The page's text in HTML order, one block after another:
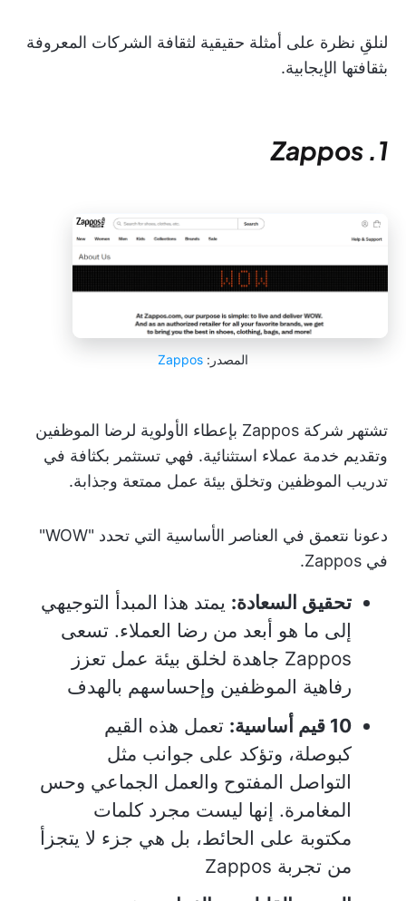
لنلقِ نظرة على أمثلة حقيقية لثقافة الشركات المعروفة
بثقافتها الإيجابية.
1. Zappos
المصدر: Zappos
تشتهر شركة Zappos بإعطاء الأولوية لرضا الموظفين
وتقديم خدمة عملاء استثنائية. فهي تستثمر بكثافة في
تدريب الموظفين وتخلق بيئة عمل ممتعة وجذابة.
دعونا نتعمق في العناصر الأساسية التي تحدد "WOW"
في Zappos.
تحقيق السعادة: يمتد هذا المبدأ التوجيهي
إلى ما هو أبعد من رضا العملاء. تسعى
Zappos جاهدة لخلق بيئة عمل تعزز
رفاهية الموظفين وإحساسهم بالهدف
10 قيم أساسية:
تعمل هذه القيم
كبوصلة، وتؤكد على جوانب مثل
التواصل المفتوح والعمل الجماعي وحس
المغامرة. إنها ليست مجرد كلمات
مكتوبة على الحائط، بل هي جزء لا يتجزأ
من تجربة Zappos